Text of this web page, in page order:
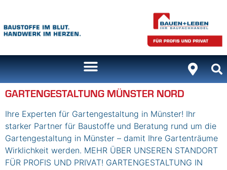
GARTENGESTALTUNG MÜNSTER NORD
Ihre Experten für Gartengestaltung in Münster! Ihr
starker Partner für Baustoffe und Beratung rund um die
Gartengestaltung in Münster – damit Ihre Gartenträume
Wirklichkeit werden. MEHR ÜBER UNSEREN STANDORT
FÜR PROFIS UND PRIVAT! GARTENGESTALTUNG IN